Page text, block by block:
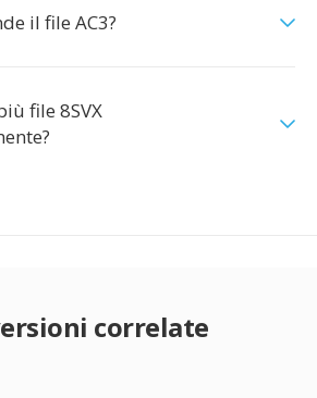
il file AC3?
file 8SVX
correlate